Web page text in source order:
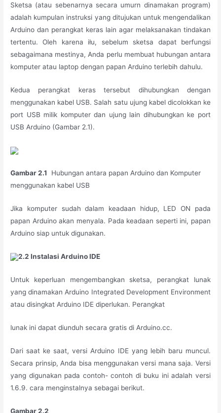
Sketsa (atau sebenarnya secara umurn dinamakan program)
adalah kumpulan instruksi yang ditujukan untuk mengendalikan
Arduino dan perangkat keras lain agar melaksanakan tindakan
tertentu. Oleh karena iłu, sebelum sketsa dapat berfungsi
sebagaimana mestinya, Anda perlu membuat hubungan antara
komputer atau laptop dengan papan Arduino terlebih dahulu.
Kedua perangkat keras tersebut dihubungkan dengan
menggunakan kabel USB. Salah satu ujung kabel dicolokkan ke
port USB milik komputer dan ujung lain dihubungkan ke port
USB Arduino (Gambar 2.1).
Gambar 2.1
Hubungan antara papan Arduino dan Komputer
menggunakan kabel USB
Jika komputer sudah dalam keadaan hidup, LED ON pada
papan Arduino akan menyala. Pada keadaan seperti ini, papan
Arduino siap untuk digunakan.
2.2 Instalasi Arduino IDE
Untuk keperluan mengembangkan sketsa, perangkat lunak
yang dinamakan Arduino Integrated Development Environment
atau disingkat Arduino IDE diperlukan. Perangkat
lunak ini dapat diunduh secara gratis di Arduino.cc.
Dari saat ke saat, versi Arduino IDE yang lebih baru muncul.
Secara prinsip, Anda bisa menggunakan versi mana saja. Versi
yang digunakan pada contoh- contoh di buku ini adalah versi
1.6.9. cara menginstalnya sebagai berikut.
Gambar 2.2